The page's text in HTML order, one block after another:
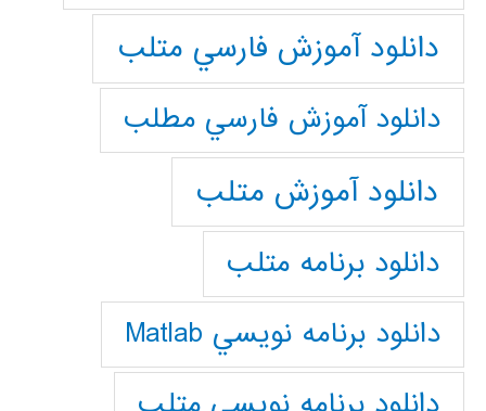
دانلود آموزش فارسي متلب
دانلود آموزش فارسي مطلب
دانلود آموزش متلب
دانلود برنامه متلب
دانلود برنامه نويسي Matlab